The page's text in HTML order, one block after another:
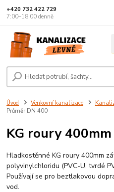
+420 732 422 729
7:00–18:00 denně
Úvod Venkovní kanalizace
Průměr DN 400
KG roury 400mm
Hladkostěnné KG roury 400mm
polyvinylchloridu (PVC-U, tvrdé
Používají se pro beztlakovou
vod.